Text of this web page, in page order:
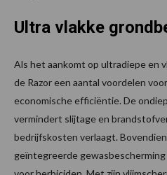
Ultra vlakke
Als het aankomt op ultradiepe en
de Razor een aantal voordelen
economische efficiëntie. De
vermindert slijtage en
bedrijfskosten verlaagt.
geïntegreerde